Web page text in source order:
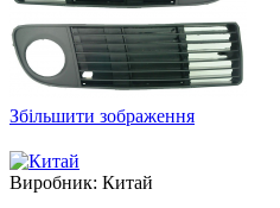
Збільшити зображення
Виробник: Китай